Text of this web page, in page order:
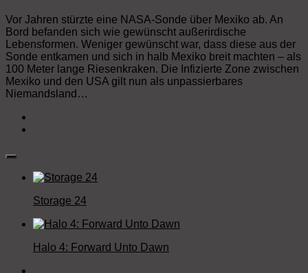
Vor Jahren stürzte eine NASA-Sonde über Mexiko ab. An
Bord befanden sich wie gewünscht außerirdische
Lebensformen. Weniger gewünscht war, dass diese aus der
Sonde entkamen und sich in halb Mexiko breit machten – als
100 Meter lange Riesenkraken. Die Infizierte Zone zwischen
Mexiko und den USA gilt nun als unpassierbares
Niemandsland…
Storage 24
Halo 4: Forward Unto Dawn